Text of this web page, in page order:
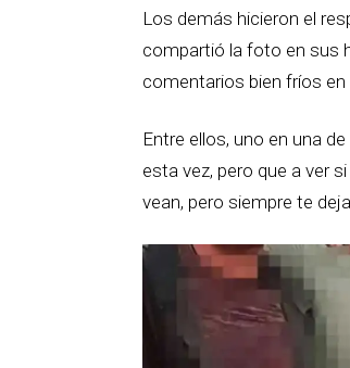
Los demás hicieron el
compartió la foto en sus
comentarios bien fríos en
Entre ellos, uno en una
esta vez, pero que a ver
vean, pero siempre te